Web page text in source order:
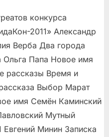
конкурса
2011» Александр
Верба Два города
Ольга Папа Новое имя
рассказы Время и
Выбор Марат
имя Семён Каминский
Мутный
Минин Записка